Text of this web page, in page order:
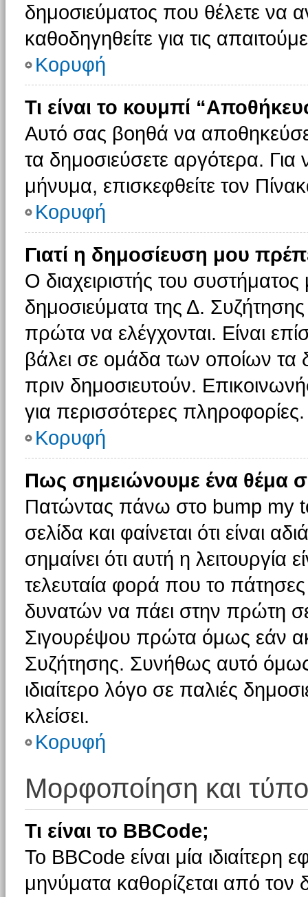
δημοσιεύματος που θέλετε να
καθοδηγηθείτε για τις
Κορυφή
Τι είναι το κουμπί
Αυτό σας βοηθά να
τα δημοσιεύσετε αργότερα.
μήνυμα, επισκεφθείτε τον
Κορυφή
Γιατί η δημοσίευση μου
Ο διαχειριστής του συστήματος
δημοσιεύματα της Δ.
πρώτα να ελέγχονται. Είναι
βάλει σε ομάδα των οποίων τα
πριν δημοσιευτούν.
για περισσότερες πληροφορίες.
Κορυφή
Πως σημειώνουμε ένα θέμα
Πατώντας πάνω στο bump my
σελίδα και φαίνεται ότι είναι
σημαίνει ότι αυτή η λειτουργία
τελευταία φορά που το πάτησες
δυνατών να πάει στην πρώτη
Σιγουρέψου πρώτα όμως εάν
Συζήτησης. Συνήθως αυτό όμως
ιδιαίτερο λόγο σε παλιές
κλείσει.
Κορυφή
Μορφοποίηση και
Τι είναι το BBCode;
Το BBCode είναι μία
μηνύματα καθορίζεται από τον